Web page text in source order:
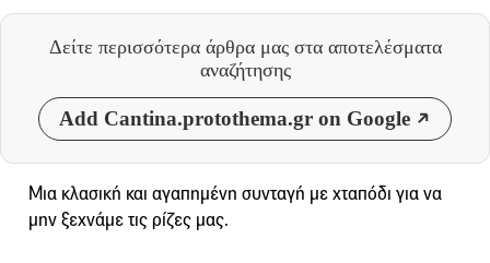
Δείτε περισσότερα άρθρα μας στα αποτελέσματα
αναζήτησης
Add Cantina.protothema.gr on Google
Μια κλασική και αγαπημένη συνταγή με χταπόδι για να
μην ξεχνάμε τις ρίζες μας.